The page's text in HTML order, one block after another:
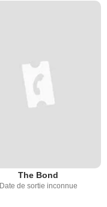
The Bond
Date de sortie inconnue